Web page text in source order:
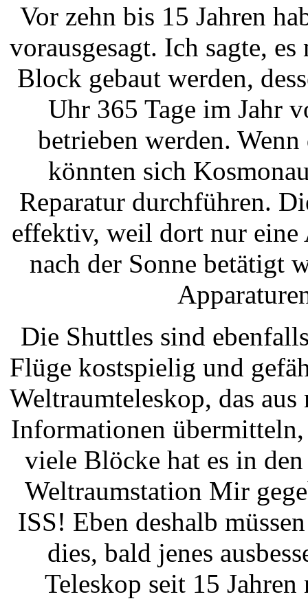
Vor zehn bis 15 Jahren
vorausgesagt. Ich sagte,
Block gebaut werden,
Uhr 365 Tage im Jahr
betrieben werden.
könnten sich
Reparatur durchführen.
effektiv, weil dort nur eine
nach der Sonne betätigt
Die Shuttles sind
Flüge kostspielig und
Weltraumteleskop, das
Informationen
viele Blöcke hat es in
Weltraumstation Mir
ISS! Eben deshalb
dies, bald jenes
Teleskop seit 15